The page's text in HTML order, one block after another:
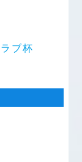
ブ杯